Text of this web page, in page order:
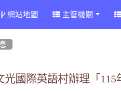
網站地圖 主管機關
光國際英語村辦理「